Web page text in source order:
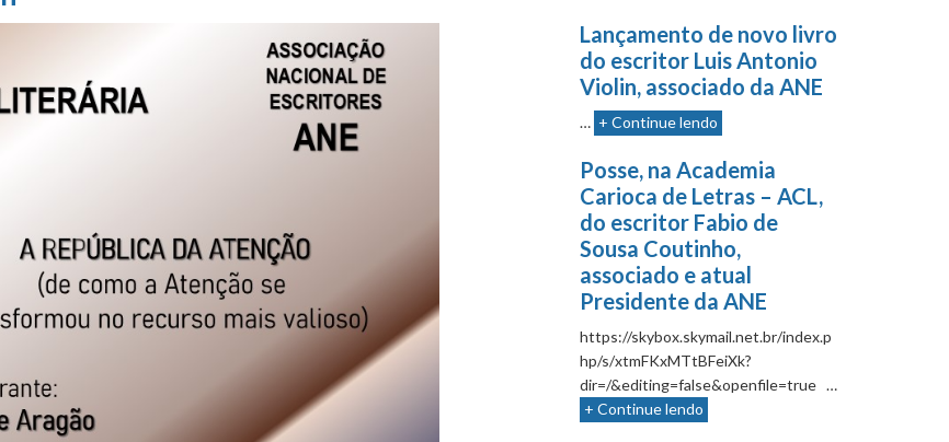
Lançamento de novo livro
do escritor Luis Antonio
Violin, associado da ANE
… + Continue lendo
Posse, na Academia
Carioca de Letras – ACL,
do escritor Fabio de
Sousa Coutinho,
associado e atual
Presidente da ANE
https://skybox.skymail.net.br/index.p
hp/s/xtmFKxMTtBFeiXk?
dir=/&editing=false&openfile=true …
+ Continue lendo